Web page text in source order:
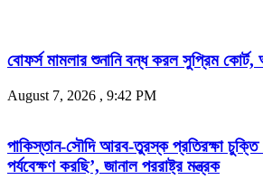
বোফর্স মামলার শুনানি বন্ধ করল সুপ্রিম কোর্ট,
August 7, 2026 , 9:42 PM
পাকিস্তান-সৌদি আরব-তুরস্ক প্রতিরক্ষা চুক্তি
পর্যবেক্ষণ করছি’, জানাল পররাষ্ট্র মন্ত্রক